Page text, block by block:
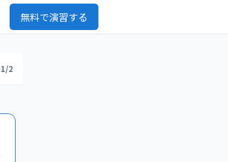
無料で演習する
1/2